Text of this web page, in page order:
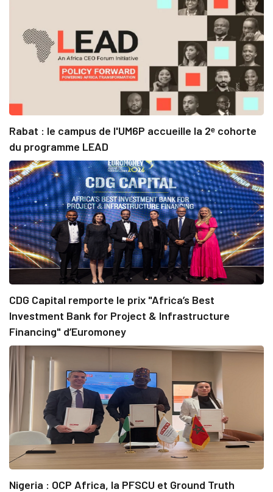
Rabat : le campus de l'UM6P accueille la 2ᵉ cohorte
du programme LEAD
CDG Capital remporte le prix "Africa’s Best
Investment Bank for Project & Infrastructure
Financing" d’Euromoney
Nigeria : OCP Africa, la PFSCU et Ground Truth